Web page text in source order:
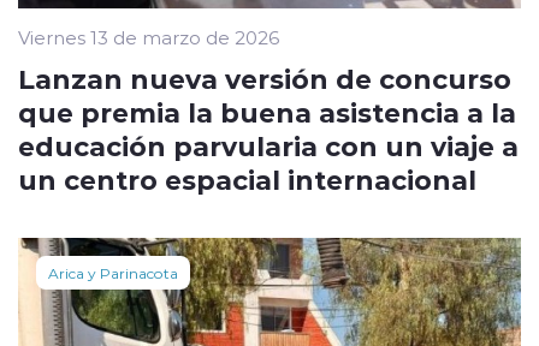
Viernes 13 de marzo de 2026
Lanzan nueva versión de concurso
que premia la buena asistencia a la
educación parvularia con un viaje a
un centro espacial internacional
Arica y Parinacota